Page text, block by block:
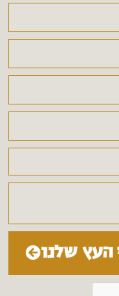
העץ שלנו